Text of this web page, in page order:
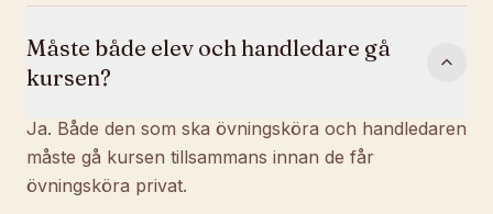
Måste både elev och handledare gå
kursen?
Ja. Både den som ska övningsköra och handledaren
måste gå kursen tillsammans innan de får
övningsköra privat.